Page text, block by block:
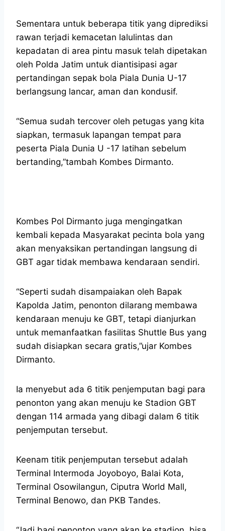
Sementara untuk beberapa titik yang diprediksi
rawan terjadi kemacetan lalulintas dan
kepadatan di area pintu masuk telah dipetakan
oleh Polda Jatim untuk diantisipasi agar
pertandingan sepak bola Piala Dunia U-17
berlangsung lancar, aman dan kondusif.
“Semua sudah tercover oleh petugas yang kita
siapkan, termasuk lapangan tempat para
peserta Piala Dunia U -17 latihan sebelum
bertanding,”tambah Kombes Dirmanto.
Kombes Pol Dirmanto juga mengingatkan
kembali kepada Masyarakat pecinta bola yang
akan menyaksikan pertandingan langsung di
GBT agar tidak membawa kendaraan sendiri.
“Seperti sudah disampaiakan oleh Bapak
Kapolda Jatim, penonton dilarang membawa
kendaraan menuju ke GBT, tetapi dianjurkan
untuk memanfaatkan fasilitas Shuttle Bus yang
sudah disiapkan secara gratis,”ujar Kombes
Dirmanto.
Ia menyebut ada 6 titik penjemputan bagi para
penonton yang akan menuju ke Stadion GBT
dengan 114 armada yang dibagi dalam 6 titik
penjemputan tersebut.
Keenam titik penjemputan tersebut adalah
Terminal Intermoda Joyoboyo, Balai Kota,
Terminal Osowilangun, Ciputra World Mall,
Terminal Benowo, dan PKB Tandes.